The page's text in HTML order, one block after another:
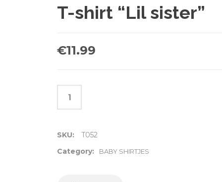
T-shirt “Lil sister”
€11.99
SKU:
T052
Category:
BABY SHIRTJES